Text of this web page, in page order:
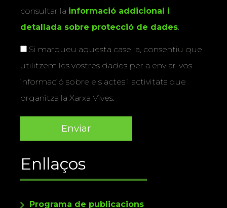
consultar la informació addicional i
detallada sobre protecció de dades.
Si marqueu aquesta casella, consentiu que
utilitzem les vostres dades per a enviar-vos
informació sobre els actes i activitats que
organitza la Xarxa Vives.
Enllaços
Programa de publicacions